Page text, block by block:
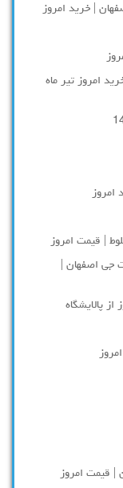
قیر بشکه ای صادراتی 60 70 | خرید امروز تیر ماه
امروز
| قیمت امروز
نفت جی اصفهان |
پالایشگاه